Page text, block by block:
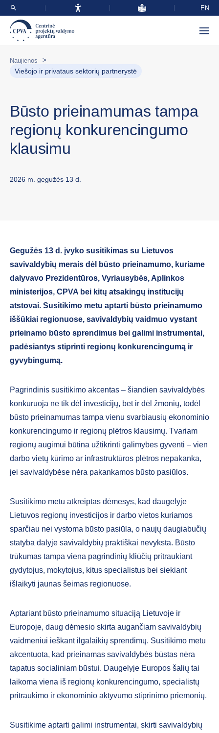
EN
Naujienos >
Viešojo ir privataus sektorių partnerystė
Būsto prieinamumas tampa
regionų konkurencingumo
klausimu
2026 m. gegužės 13 d.
Gegužės 13 d. įvyko susitikimas su Lietuvos
savivaldybių merais dėl būsto prieinamumo, kuriame
dalyvavo Prezidentūros, Vyriausybės, Aplinkos
ministerijos, CPVA bei kitų atsakingų institucijų
atstovai. Susitikimo metu aptarti būsto prieinamumo
iššūkiai regionuose, savivaldybių vaidmuo vystant
prieinamo būsto sprendimus bei galimi instrumentai,
padėsiantys stiprinti regionų konkurencingumą ir
gyvybingumą.
Pagrindinis susitikimo akcentas – šiandien savivaldybės
konkuruoja ne tik dėl investicijų, bet ir dėl žmonių, todėl
būsto prieinamumas tampa vienu svarbiausių ekonominio
konkurencingumo ir regionų plėtros klausimų. Tvariam
regionų augimui būtina užtikrinti galimybes gyventi – vien
darbo vietų kūrimo ar infrastruktūros plėtros nepakanka,
jei savivaldybėse nėra pakankamos būsto pasiūlos.
Susitikimo metu atkreiptas dėmesys, kad daugelyje
Lietuvos regionų investicijos ir darbo vietos kuriamos
sparčiau nei vystoma būsto pasiūla, o naujų daugiabučių
statyba dalyje savivaldybių praktiškai nevyksta. Būsto
trūkumas tampa viena pagrindinių kliūčių pritraukiant
gydytojus, mokytojus, kitus specialistus bei siekiant
išlaikyti jaunas šeimas regionuose.
Aptariant būsto prieinamumo situaciją Lietuvoje ir
Europoje, daug dėmesio skirta augančiam savivaldybių
vaidmeniui ieškant ilgalaikių sprendimų. Susitikimo metu
akcentuota, kad prieinamas savivaldybės būstas nėra
tapatus socialiniam būstui. Daugelyje Europos šalių tai
laikoma viena iš regionų konkurencingumo, specialistų
pritraukimo ir ekonominio aktyvumo stiprinimo priemonių.
Susitikime aptarti galimi instrumentai, skirti savivaldybių